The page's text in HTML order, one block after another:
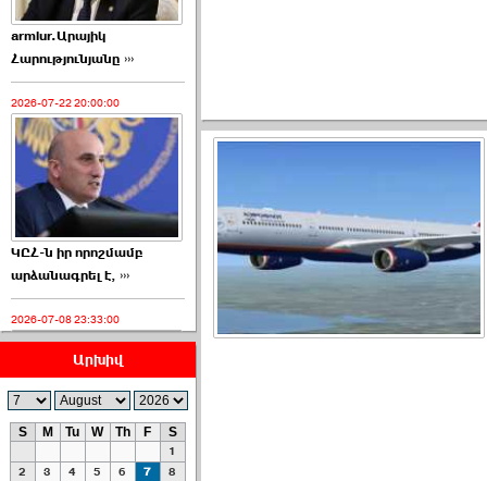
armlur.Արայիկ
Հարությունյանը ›››
2026-07-22 20:00:00
ԿԸՀ-ն իր որոշմամբ
արձանագրել է, ›››
2026-07-08 23:33:00
ՀԱՅԱՊԱՀՊԱՆՈՒԹԻՒՆ՝
Արխիվ
S M Tu W Th F S
1
2
3 4 5 6 7
8